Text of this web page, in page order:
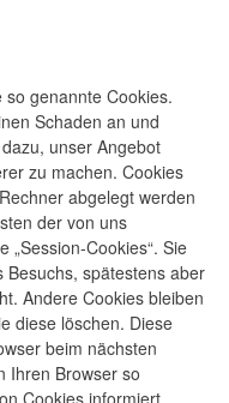
genannte Cookies.
Schaden an und
unser Angebot
zu machen. Cookies
abgelegt werden
der von uns
„Session-Cookies“. Sie
spätestens aber
Andere Cookies bleiben
diese löschen. Diese
beim nächsten
Ihren Browser so
Cookies informiert